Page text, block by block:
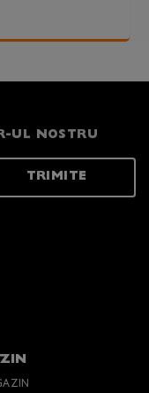
UL NOSTRU
TRIMITE